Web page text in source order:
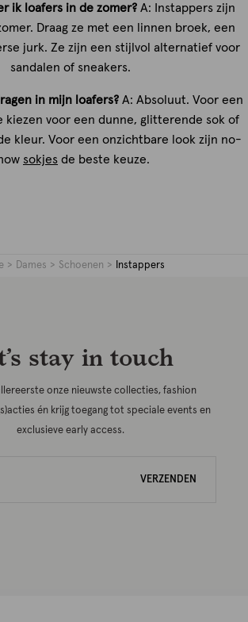
ik loafers in de zomer?A: Instappers zijn
Draag ze met een linnen broek, een
jurk. Ze zijn een stijlvol alternatief voor
sandalen of sneakers.
in mijn loafers? A: Absoluut. Voor een
kiezen voor een dunne, glitterende sok of
kleur. Voor een onzichtbare look zijn no-
sokjes de beste keuze.
Dames Schoenen Instappers
stay in touch
onze nieuwste collecties, fashion
én krijg toegang tot speciale events en
exclusieve early access.
VERZENDEN